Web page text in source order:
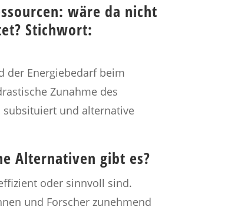
wäre da nicht
Stichwort:
der Energiebedarf beim
Zunahme des
subsituiert und alternative
Alternativen gibt es?
oder sinnvoll sind.
und Forscher zunehmend